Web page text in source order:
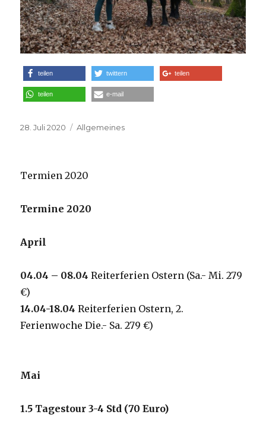
teilen twittern teilen
teilen e-mail
Veröffentlicht
28. Juli 2020 Kategorien
Allgemeines
Termien 2020
Termine 2020
April
04.04 – 08.04 Reiterferien Ostern (Sa.- Mi. 279
€)
14.04-18.04 Reiterferien Ostern, 2.
Ferienwoche Die.- Sa. 279 €)
Mai
1.5 Tagestour 3-4 Std (70 Euro)